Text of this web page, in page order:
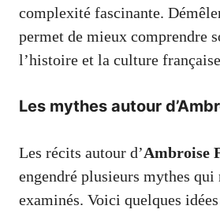
complexité fascinante.
permet de mieux comprendre
l’histoire et la culture
Les mythes autour
Les récits autour d’Ambroise
engendré plusieurs mythes qui
examinés. Voici quelques